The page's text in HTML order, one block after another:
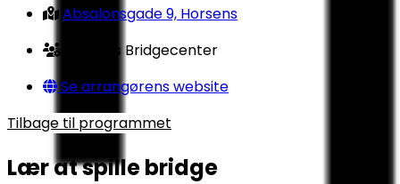
Absalonsgade 9, Horsens
Horsens Bridgecenter
Se arrangørens website
Tilbage til programmet
Lær at spille bridge